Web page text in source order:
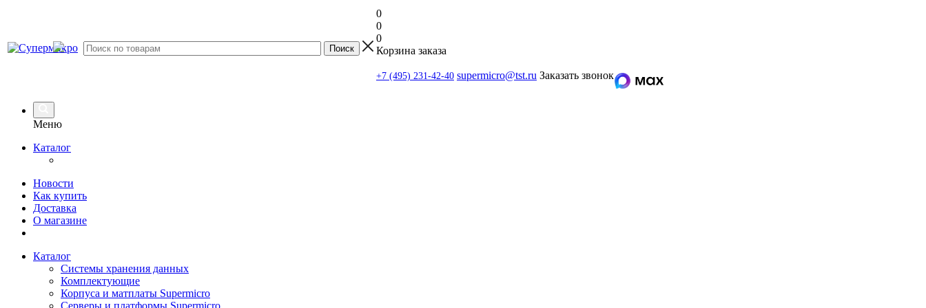
0
0
0
Корзина заказа
+7 (495) 231-42-40 supermicro@tst.ru Заказать звонок
Меню
Каталог
Новости
Как купить
Доставка
О магазине
Каталог
Системы хранения данных
Комплектующие
Корпуса и матплаты Supermicro
Серверы и платформы Supermicro